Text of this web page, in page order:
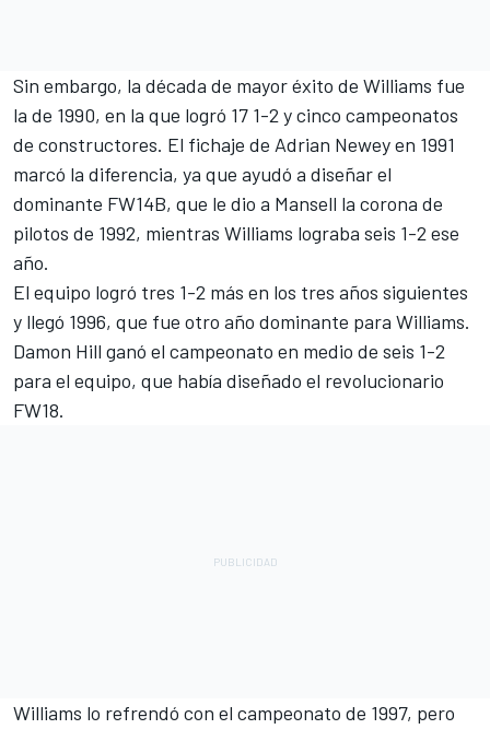
Sin embargo, la década de mayor éxito de Williams fue
la de 1990, en la que logró 17 1-2 y cinco campeonatos
de constructores. El fichaje de Adrian Newey en 1991
marcó la diferencia, ya que ayudó a diseñar el
dominante FW14B, que le dio a Mansell la corona de
pilotos de 1992, mientras Williams lograba seis 1-2 ese
año.
El equipo logró tres 1-2 más en los tres años siguientes
y llegó 1996, que fue otro año dominante para Williams.
Damon Hill ganó el campeonato en medio de seis 1-2
para el equipo, que había diseñado el revolucionario
FW18.
Williams lo refrendó con el campeonato de 1997, pero